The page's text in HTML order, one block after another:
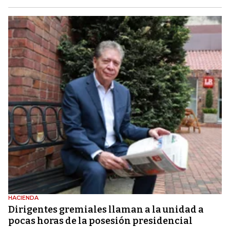
HACIENDA
Dirigentes gremiales llaman a la unidad a
pocas horas de la posesión presidencial